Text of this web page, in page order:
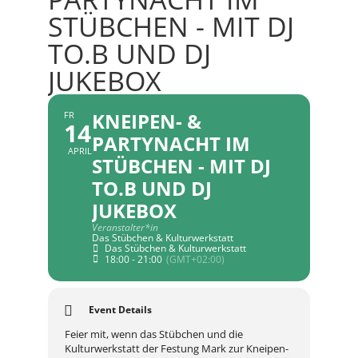
STÜBCHEN - MIT DJ
TO.B UND DJ
JUKEBOX
FR
14
APRIL
KNEIPEN- &
PARTYNACHT IM
STÜBCHEN - MIT DJ
TO.B UND DJ
JUKEBOX
Veranstalter*in
Das Stübchen & Kulturwerkstatt
Das Stübchen & Kulturwerkstatt
18:00 - 21:00 (GMT+02:00)
Event Details
Feier mit, wenn das Stübchen und die
Kulturwerkstatt der Festung Mark zur Kneipen-